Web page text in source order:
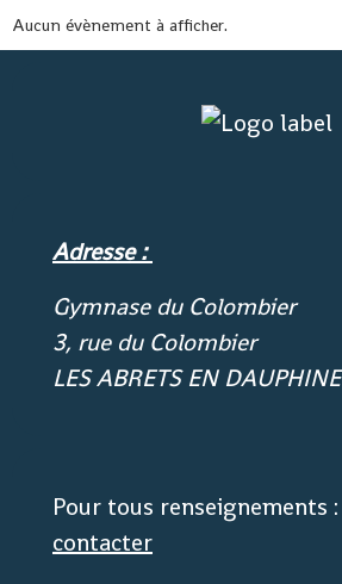
Aucun évènement à afficher.
Adresse :
Gymnase du Colombier
3, rue du Colombier
LES ABRETS EN DAUPHINE
Pour tous renseignements :
contacter